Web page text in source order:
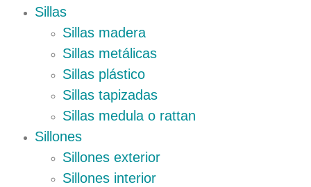
Sillas
Sillas madera
Sillas metálicas
Sillas plástico
Sillas tapizadas
Sillas medula o rattan
Sillones
Sillones exterior
Sillones interior